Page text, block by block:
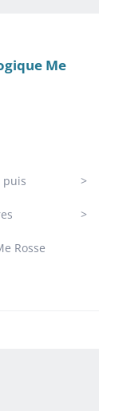
Me
puis
Rosse